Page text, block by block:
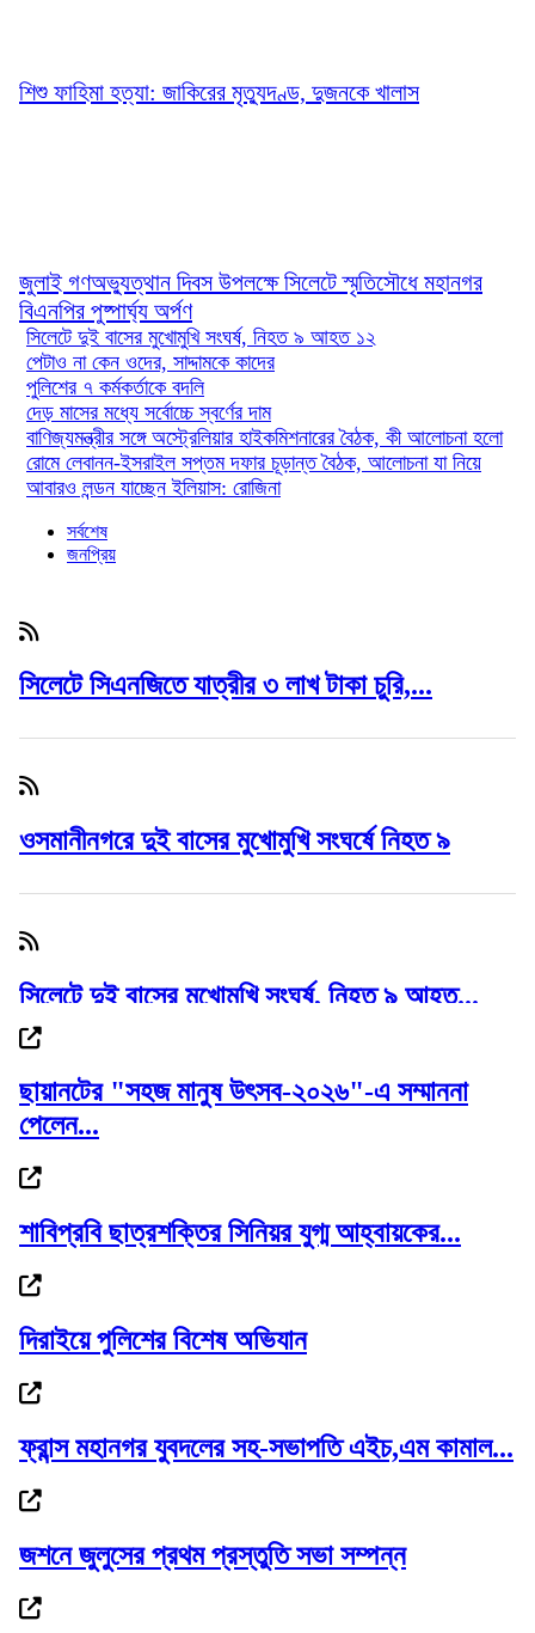
শিশু ফাহিমা হত্যা: জাকিরের মৃত্যুদণ্ড, দুজনকে খালাস
জুলাই গণঅভ্যুত্থান দিবস উপলক্ষে সিলেটে স্মৃতিসৌধে মহানগর
বিএনপির পুষ্পার্ঘ্য অর্পণ
সিলেটে দুই বাসের মুখোমুখি সংঘর্ষ, নিহত ৯ আহত ১২
পেটাও না কেন ওদের, সাদ্দামকে কাদের
পুলিশের ৭ কর্মকর্তাকে বদলি
দেড় মাসের মধ্যে সর্বোচ্চে স্বর্ণের দাম
বাণিজ্যমন্ত্রীর সঙ্গে অস্ট্রেলিয়ার হাইকমিশনারের বৈঠক, কী আলোচনা হলো
রোমে লেবানন-ইসরাইল সপ্তম দফার চূড়ান্ত বৈঠক, আলোচনা যা নিয়ে
আবারও লন্ডন যাচ্ছেন ইলিয়াস: রোজিনা
সর্বশেষ
জনপ্রিয়
সিলেটে সিএনজিতে যাত্রীর ৩ লাখ টাকা চুরি,...
ওসমানীনগরে দুই বাসের মুখোমুখি সংঘর্ষে নিহত ৯
সিলেটে দুই বাসের মুখোমুখি সংঘর্ষ, নিহত ৯ আহত...
আওয়ামী লীগ আমাদের শত্রু নয়, মিত্র জুলাই স্মরণ...
পেটাও না কেন ওদের, সাদ্দামকে কাদের
পুলিশের ৭ কর্মকর্তাকে বদলি
গোলাপগঞ্জে প্রাথমিক শিক্ষাবৃত্তি পাওয়া ৭...
ছায়ানটের "সহজ মানুষ উৎসব-২০২৬"-এ সম্মাননা
পেলেন...
শাবিপ্রবি ছাত্রশক্তির সিনিয়র যুগ্ম আহ্বায়কের...
দিরাইয়ে পুলিশের বিশেষ অভিযান
ফ্রান্স মহানগর যুবদলের সহ-সভাপতি এইচ,এম কামাল...
জশনে জুলুসের প্রথম প্রস্তুতি সভা সম্পন্ন